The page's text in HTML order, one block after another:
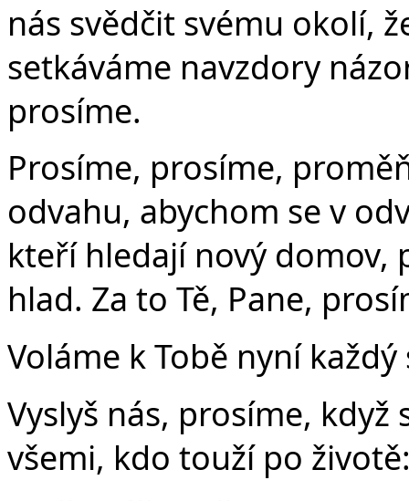
nás svědčit svému okolí,
setkáváme navzdory
prosíme.
Prosíme, prosíme,
odvahu, abychom se v
kteří hledají nový domov,
hlad. Za to Tě, Pane,
Voláme k Tobě nyní
Vyslyš nás, prosíme, když
všemi, kdo touží po